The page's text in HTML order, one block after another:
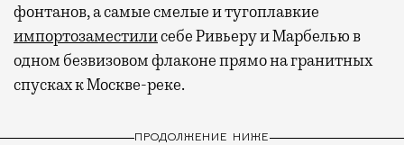
фонтанов, а самые смелые и тугоплавкие
импортозаместилисебе Ривьеру и Марбелью в
одном безвизовом флаконе прямо на гранитных
спусках к Москве-реке.
ПРОДОЛЖЕНИЕ НИЖЕ